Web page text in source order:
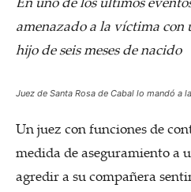
amenazado a la víctima con
hijo de seis meses de nacido
Juez de Santa Rosa de Cabal lo mandó a
Un juez con funciones de
medida de aseguramiento a
agredir a su compañera